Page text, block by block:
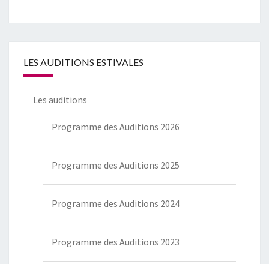
LES AUDITIONS ESTIVALES
Les auditions
Programme des Auditions 2026
Programme des Auditions 2025
Programme des Auditions 2024
Programme des Auditions 2023